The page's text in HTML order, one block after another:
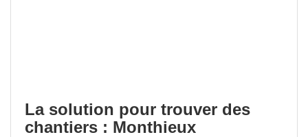
La solution pour trouver des
chantiers : Monthieux